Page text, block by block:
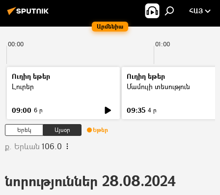
Արմենիա
ՀԱՅ
00:00 01:00
Ուղիղ եթեր
Լուրեր
09:00 6 ր
Ուղիղ եթեր
Մամուլի տեսություն
09:35 4 ր
Երեկ Այսօր Եթեր
ք. Երևան 106.0
նորություններ 28.08.2024